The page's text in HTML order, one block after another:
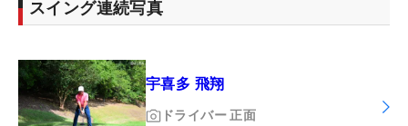
スイング連続写真
宇喜多 飛翔
ドライバー 正面